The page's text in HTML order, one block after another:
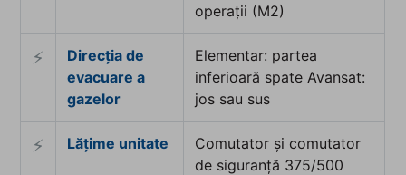
operații (M2)
⚡︎
Direcția de
evacuare a
gazelor
Elementar: partea
inferioară spate Avansat:
jos sau sus
⚡︎ Lățime unitate
Comutator și comutator
de siguranță 375/500